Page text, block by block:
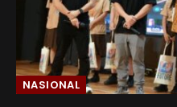
NASIONAL